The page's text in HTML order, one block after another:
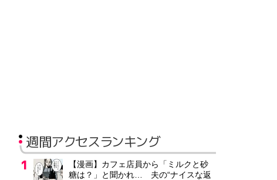
週間アクセスランキング
【漫画】カフェ店員から「ミルクと砂
糖は？」と聞かれ… 夫の“ナイスな返